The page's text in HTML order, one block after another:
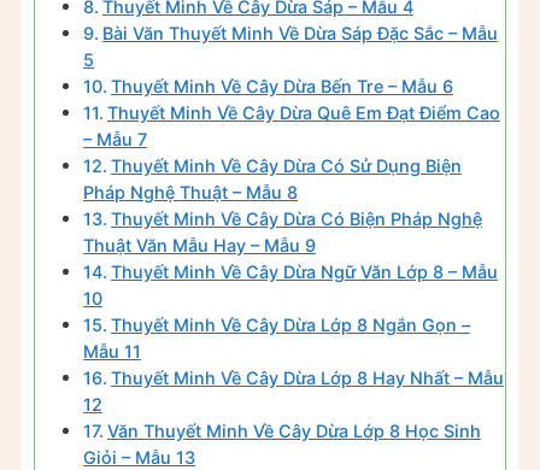
Thuyết Minh Về Cây Dừa Sáp – Mẫu 4
Bài Văn Thuyết Minh Về Dừa Sáp Đặc Sắc – Mẫu
5
Thuyết Minh Về Cây Dừa Bến Tre – Mẫu 6
Thuyết Minh Về Cây Dừa Quê Em Đạt Điểm Cao
– Mẫu 7
Thuyết Minh Về Cây Dừa Có Sử Dụng Biện
Pháp Nghệ Thuật – Mẫu 8
Thuyết Minh Về Cây Dừa Có Biện Pháp Nghệ
Thuật Văn Mẫu Hay – Mẫu 9
Thuyết Minh Về Cây Dừa Ngữ Văn Lớp 8 – Mẫu
10
Thuyết Minh Về Cây Dừa Lớp 8 Ngắn Gọn –
Mẫu 11
Thuyết Minh Về Cây Dừa Lớp 8 Hay Nhất – Mẫu
12
Văn Thuyết Minh Về Cây Dừa Lớp 8 Học Sinh
Giỏi – Mẫu 13